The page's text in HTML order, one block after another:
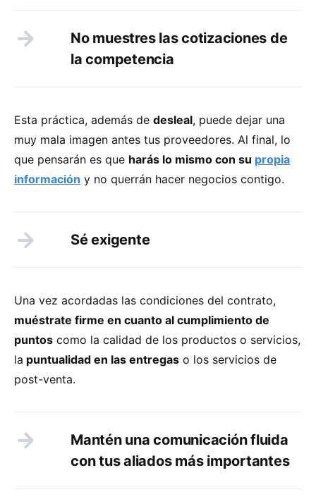
No muestres las cotizaciones de
la competencia
Esta práctica, además de desleal, puede dejar una
muy mala imagen antes tus proveedores. Al final, lo
que pensarán es que harás lo mismo con su propia
información y no querrán hacer negocios contigo.
Sé exigente
Una vez acordadas las condiciones del contrato,
muéstrate firme en cuanto al cumplimiento de
puntos como la calidad de los productos o servicios,
la puntualidad en las entregas o los servicios de
post-venta.
Mantén una comunicación fluida
con tus aliados más importantes